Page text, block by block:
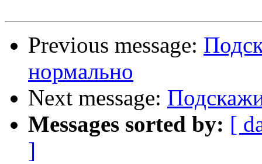
Previous message:
нормально
Next message:
Messages sorted by: [
]